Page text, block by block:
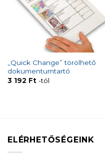
„Quick Change” törölhető
dokumentumtartó
3 192 Ft-tól
ELÉRHETŐSÉGEINK